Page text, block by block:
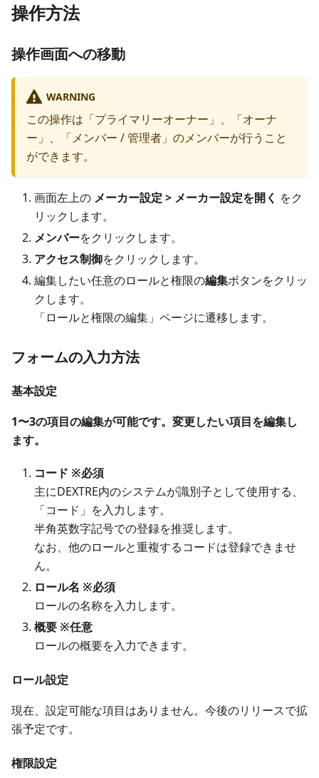
操作方法
操作画面への移動
WARNING
この操作は「プライマリーオーナー」、「オーナ
ー」、「メンバー / 管理者」のメンバーが行うこと
ができます。
画面左上の メーカー設定 > メーカー設定を開く をク
リックします。
メンバーをクリックします。
アクセス制御をクリックします。
編集したい任意のロールと権限の編集ボタンをクリッ
クします。
「ロールと権限の編集」ページに遷移します。
フォームの入力方法
基本設定
1〜3の項目の編集が可能です。変更したい項目を編集し
ます。
コード ※必須
主にDEXTRE内のシステムが識別子として使用する、
「コード」を入力します。
半角英数字記号での登録を推奨します。
なお、他のロールと重複するコードは登録できませ
ん。
ロール名 ※必須
ロールの名称を入力します。
概要 ※任意
ロールの概要を入力できます。
ロール設定
現在、設定可能な項目はありません。今後のリリースで拡
張予定です。
権限設定